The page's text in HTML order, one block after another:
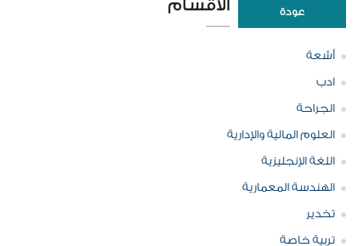
عودة الأقسام
أشعة
ادب
الجراحة
العلوم المالية والإدارية
اللغة الإنجليزية
الهندسة المعمارية
تخدير
تربية خاصة